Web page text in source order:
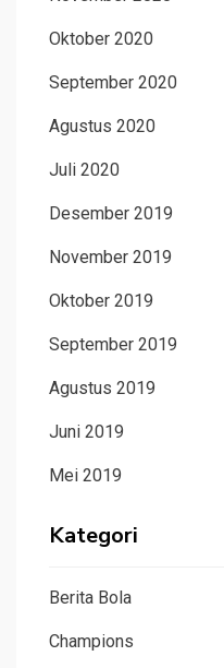
Oktober 2020
September 2020
Agustus 2020
Juli 2020
Desember 2019
November 2019
Oktober 2019
September 2019
Agustus 2019
Juni 2019
Mei 2019
Kategori
Berita Bola
Champions